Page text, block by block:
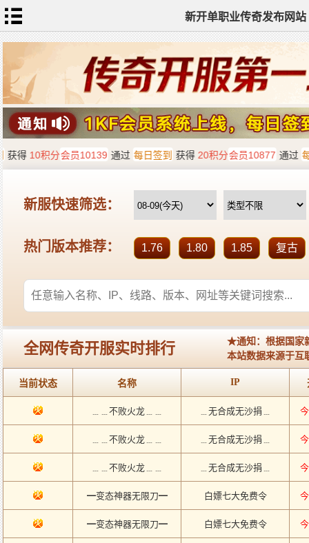
新开单职业传奇发布网站
网
站
首
页
单
职
业
传
奇
迷
失
传
奇
神
器
单
职
业
打
金
传
奇
sf
新
开
单
职
业
传
奇
全
站
标
签